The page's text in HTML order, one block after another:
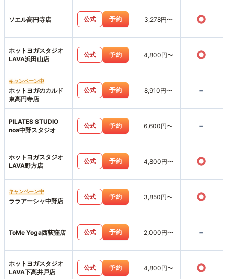
ソエル高円寺店 公式 予約 3,278円〜 ○
ホットヨガスタジオ
LAVA浜田山店
公式 予約 4,800円〜 ○
キャンペーン中
ホットヨガのカルド
東高円寺店
公式 予約 8,910円〜 -
PILATES STUDIO
noa中野スタジオ
公式 予約 6,600円〜 -
ホットヨガスタジオ
LAVA野方店
公式 予約 4,800円〜 ○
キャンペーン中
ララアーシャ中野店
公式 予約 3,850円〜 ○
ToMe Yoga西荻窪店 公式 予約 2,000円〜 -
ホットヨガスタジオ
LAVA下高井戸店
公式 予約 4,800円〜 ○